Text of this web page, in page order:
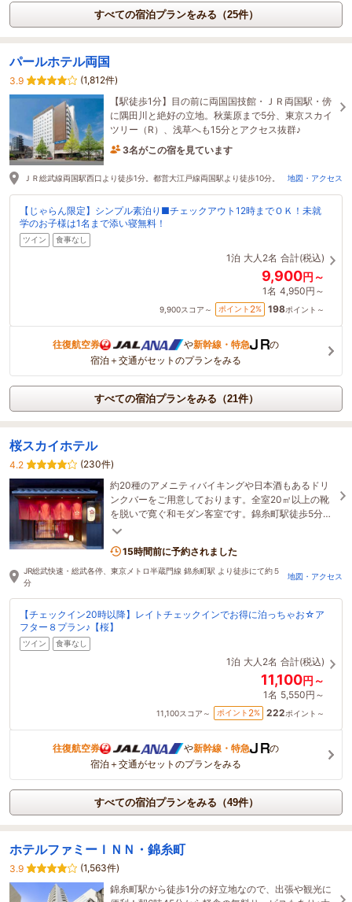
すべての宿泊プランをみる（25件）
パールホテル両国
3.9
(1,812件)
【駅徒歩1分】目の前に両国国技館・ＪＲ両国駅・傍
に隅田川と絶好の立地。秋葉原まで5分、東京スカイ
ツリー（R）、浅草へも15分とアクセス抜群♪
3名がこの宿を見ています
たった今予約されました
ＪＲ総武線両国駅西口より徒歩1分。都営大江戸線両国駅より徒歩10分。 地図・アクセス
【じゃらん限定】シンプル素泊り■チェックアウト12時までＯＫ！未就
学のお子様は1名まで添い寝無料！
ツイン 食事なし
1泊 大人2名 合計(税込)
9,900円～
1名 4,950円～
9,900スコア～ ポイント 2% 198ポイント～
往復航空券 や新幹線・特急
の
宿泊＋交通がセットのプランをみる
すべての宿泊プランをみる（21件）
桜スカイホテル
4.2
(230件)
約20種のアメニティバイキングや日本酒もあるドリ
ンクバーをご用意しております。全室20㎡以上の靴
を脱いで寛ぐ和モダン客室です。錦糸町駅徒歩5分、
近隣に商業施設や映画館、多数の飲食店がありま
15時間前に予約されました
JR総武快速・総武各停、東京メトロ半蔵門線 錦糸町駅 より徒歩にて約５
分
地図・アクセス
【チェックイン20時以降】レイトチェックインでお得に泊っちゃお☆ア
フター８プラン♪【桜】
ツイン 食事なし
1泊 大人2名 合計(税込)
11,100円～
1名 5,550円～
11,100スコア～ ポイント 2% 222ポイント～
往復航空券 や新幹線・特急
の
宿泊＋交通がセットのプランをみる
すべての宿泊プランをみる（49件）
ホテルファミーＩＮＮ・錦糸町
3.9
(1,563件)
錦糸町駅から徒歩1分の好立地なので、出張や観光に